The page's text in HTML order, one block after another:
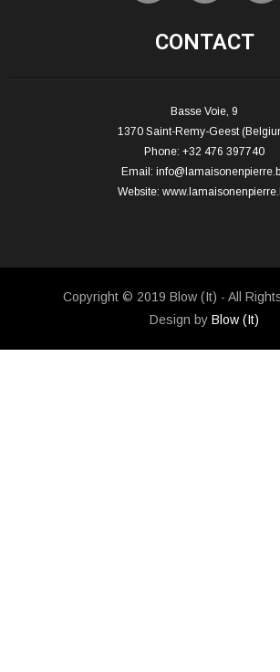
CONTACT
Basse Voie, 9
1370 Saint-Remy-Geest
Phone: +32 476 397740
Email:
Website:
Copyright © 2019 Blow (It) - All
Design by Blow (It)